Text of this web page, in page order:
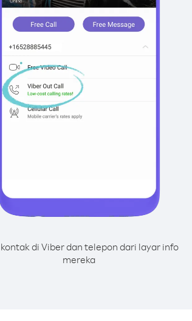
di Viber dan telepon dari layar info
mereka